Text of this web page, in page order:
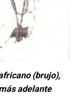
(brujo),
adelante